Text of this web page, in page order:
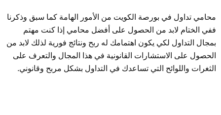
محامي تداول في بورصة الكويت من الأمور الهامة كما سبق وذكرنا
ففي الختام لابد من الحصول على أفضل محامي إذا كنت مهتم
بمجال التداول لكي يكون اهتمامك له ربح ونتائج فورية لذلك لابد من
الحصول على الاستشارات القانونية في هذا المجال والتعرف على
الثغرات واللوائح التي تساعدك في التداول بشكل مربح وقانوني.